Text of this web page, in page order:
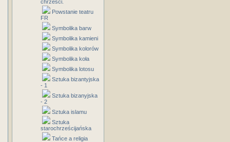
chrześci.
Powstanie teatru
FR
Symbolika barw
Symbolika kamieni
Symbolika kolorów
Symbolika koła
Symbolika lotosu
Sztuka bizantyjska
- 1
Sztuka bizanyjska
- 2
Sztuka islamu
Sztuka
starochrześcijańska
Tańce a religia